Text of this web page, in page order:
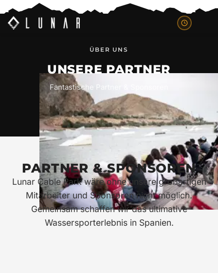
ÜBER UNS
UNSERE PARTNER
Fantastische Partner & Sponsoren
PARTNER & SPONSOREN
Lunar Cable Park wäre ohne unsere großartigen
Mitarbeiter und Sponsoren nicht möglich.
Gemeinsam schaffen wir das ultimative
Wassersporterlebnis in Spanien.